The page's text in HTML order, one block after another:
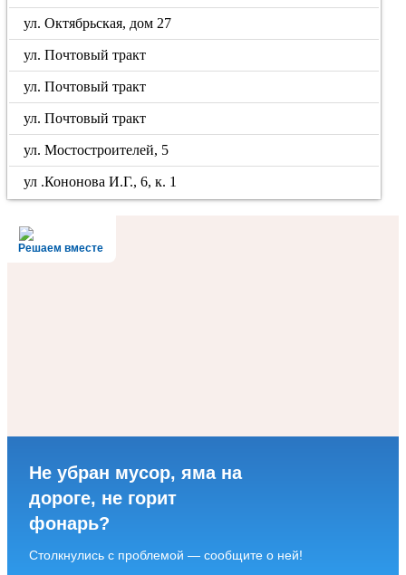
ул. Октябрьская, дом 27
ул. Почтовый тракт
ул. Почтовый тракт
ул. Почтовый тракт
ул. Мостостроителей, 5
ул .Кононова И.Г., 6, к. 1
Решаем вместе
Не убран мусор, яма на
дороге, не горит
фонарь?
Столкнулись с проблемой — сообщите о ней!